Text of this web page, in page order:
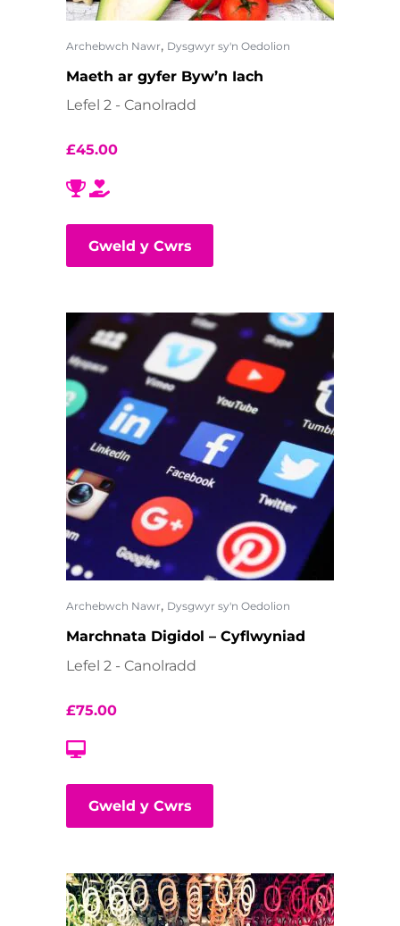
Archebwch Nawr, Dysgwyr sy'n Oedolion
Maeth ar gyfer Byw’n Iach
Lefel 2 - Canolradd
£45.00
Gweld y Cwrs
Archebwch Nawr, Dysgwyr sy'n Oedolion
Marchnata Digidol – Cyflwyniad
Lefel 2 - Canolradd
£75.00
Gweld y Cwrs